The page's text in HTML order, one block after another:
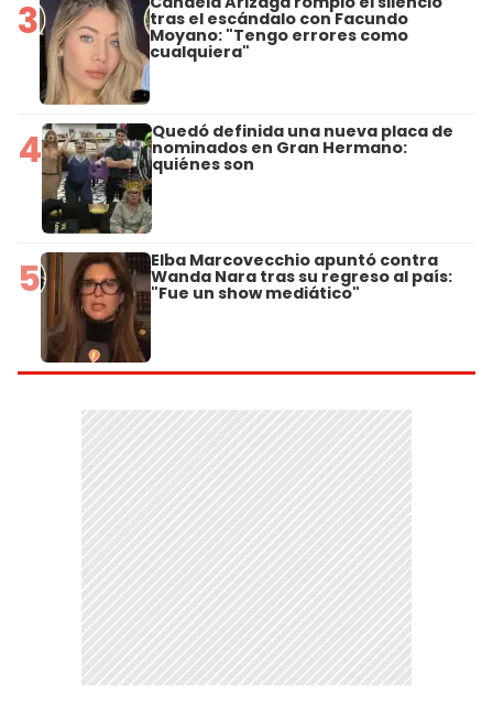
3 tras el escándalo con Facundo
Moyano: "Tengo errores como
cualquiera"
4 Quedó definida una nueva placa de
nominados en Gran Hermano:
quiénes son
5 Elba Marcovecchio apuntó contra
Wanda Nara tras su regreso al país:
"Fue un show mediático"